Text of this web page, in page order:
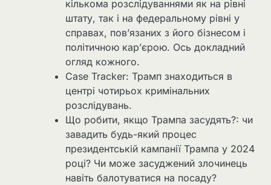
кількома розслідуваннями як на рівні
штату, так і на федеральному рівні у
справах, пов’язаних з його бізнесом і
політичною кар’єрою. Ось докладний
огляд кожного.
Case Tracker: Трамп знаходиться в
центрі чотирьох кримінальних
розслідувань.
Що робити, якщо Трампа засудять?: чи
завадить будь-який процес
президентській кампанії Трампа у 2024
році? Чи може засуджений злочинець
навіть балотуватися на посаду?